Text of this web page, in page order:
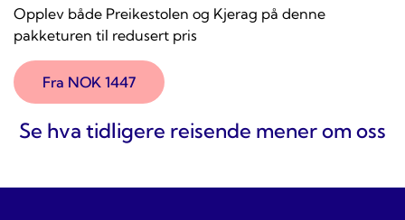
Opplev både Preikestolen og Kjerag på denne
pakketuren til redusert pris
Fra NOK 1447
Se hva tidligere reisende mener om oss